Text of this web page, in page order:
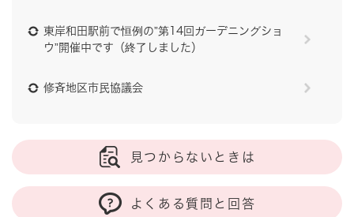
東岸和田駅前で恒例の”第14回ガーデニングショ
ウ”開催中です（終了しました）
修斉地区市民協議会
見つからないときは
よくある質問と回答